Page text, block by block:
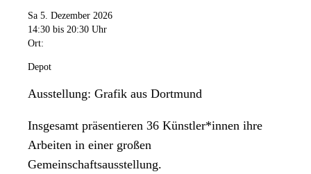
Sa 5. Dezember 2026
14:30 bis 20:30 Uhr
Ort:
Depot
Ausstellung: Grafik aus Dortmund
Insgesamt präsentieren 36 Künstler*innen ihre
Arbeiten in einer großen
Gemeinschaftsausstellung.